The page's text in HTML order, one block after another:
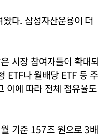
다. 삼성자산운용이 더
시장 참여자들이 확대되
ETF나 월배당 ETF 등 주
이에 따라 전체 점유율도
기준 157조 원으로 3배